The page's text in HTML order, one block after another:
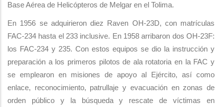
Base Aérea de Helicópteros de Melgar en el Tolima.
En 1956 se adquirieron diez Raven OH-23D, con matrículas
FAC-234 hasta el 233 inclusive. En 1958 arribaron dos OH-23F:
los FAC-234 y 235. Con estos equipos se dio la instrucción y
preparación a los primeros pilotos de ala rotatoria en la FAC y
se emplearon en misiones de apoyo al Ejército, así como
enlace, reconocimiento, patrullaje y evacuación en zonas de
orden público y la búsqueda y rescate de víctimas en